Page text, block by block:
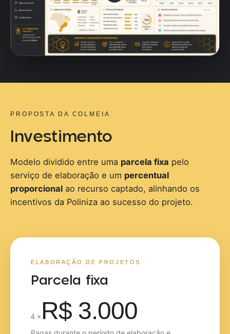
PROPOSTA DA COLMEIA
Investimento
Modelo dividido entre uma parcela fixa pelo
serviço de elaboração e um percentual
proporcional ao recurso captado, alinhando os
incentivos da Poliniza ao sucesso do projeto.
ELABORAÇÃO DE PROJETOS
Parcela fixa
4 × R$ 3.000